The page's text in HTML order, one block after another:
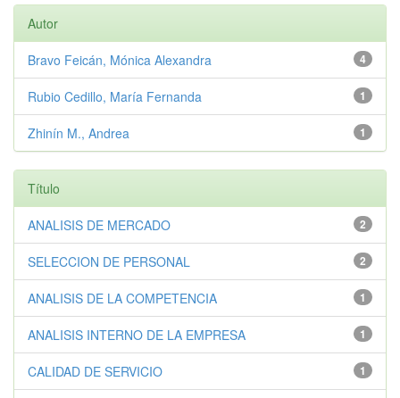
Autor
4
Bravo Feicán, Mónica Alexandra
1
Rubio Cedillo, María Fernanda
1
Zhinín M., Andrea
Título
2
ANALISIS DE MERCADO
2
SELECCION DE PERSONAL
1
ANALISIS DE LA COMPETENCIA
1
ANALISIS INTERNO DE LA EMPRESA
1
CALIDAD DE SERVICIO